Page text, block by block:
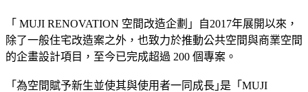
「 MUJI RENOVATION 空間改造企劃」自2017年展開以來，
除了一般住宅改造案之外，也致力於推動公共空間與商業空間
的企畫設計項目，至今已完成超過 200 個專案。
「為空間賦予新生並使其與使用者一同成長｣是「MUJI